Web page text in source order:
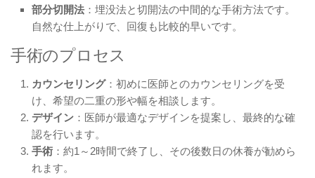
部分切開法 ：埋没法と切開法の中間的な手術方法です。
自然な仕上がりで、回復も比較的早いです。
手術のプロセス
カウンセリング：初めに医師とのカウンセリングを受
け、希望の二重の形や幅を相談します。
デザイン ：医師が最適なデザインを提案し、最終的な確
認を行います。
手術 ：約1～2時間で終了し、その後数日の休養が勧めら
れます。